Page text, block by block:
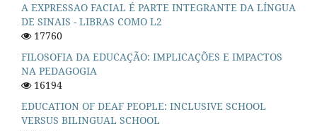
A EXPRESSAO FACIAL É PARTE INTEGRANTE DA LÍNGUA
DE SINAIS - LIBRAS COMO L2
17760
FILOSOFIA DA EDUCAÇÃO: IMPLICAÇÕES E IMPACTOS
NA PEDAGOGIA
16194
EDUCATION OF DEAF PEOPLE: INCLUSIVE SCHOOL
VERSUS BILINGUAL SCHOOL